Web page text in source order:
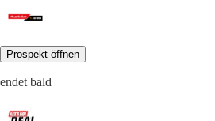
Prospekt öffnen
endet bald